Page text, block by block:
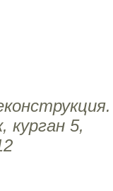
курган 5,